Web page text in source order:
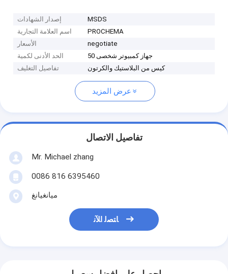
إصدار الشهادات
MSDS
اسم العلامة التجارية
PROCHEMA
الأسعار
negotiate
الحد الأدنى لكمية
50 جهاز كمبيوتر شخصى
تفاصيل التغليف
كيس من البلاستيك والكرتون
عرض المزيد
تفاصيل الاتصال
Mr. Michael zhang
0086 816 6395460
ميانغيانغ
ﺎﺘﺼﻟ ﺍﻶﻧ